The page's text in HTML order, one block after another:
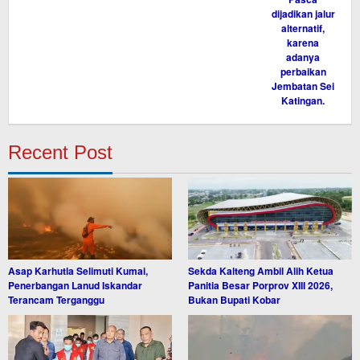
Recent Post
Asap Karhutla Selimuti Kumai,
Penerbangan Lanud Iskandar
Terancam Terganggu
Sekda Kalteng Ambil Alih Ketua
Panitia Besar Porprov XIII 2026,
Bukan Bupati Kobar